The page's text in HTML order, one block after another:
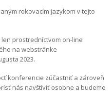
rokovacím jazykom v tejto
prostredníctvom on-line
na webstránke
2023.
konferencie zúčastniť a zároveň
nás navštíviť osobne a budeme